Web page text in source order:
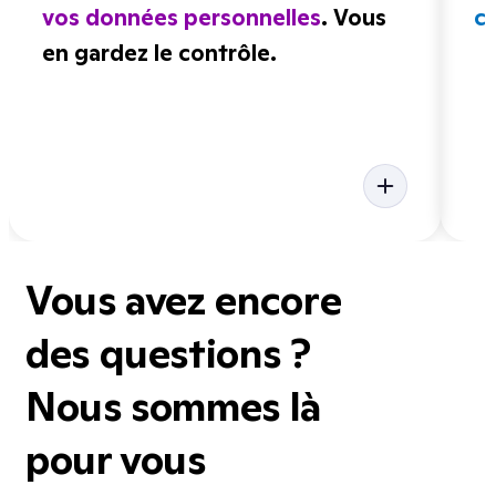
vos données personnelles. Vous
en gardez le contrôle.
Vous avez encore
des questions ?
Nous sommes là
pour vous